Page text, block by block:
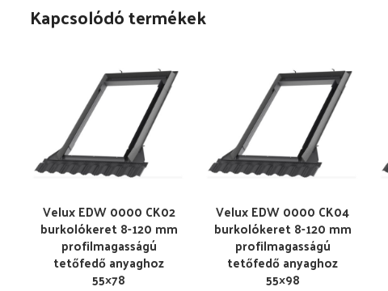
Kapcsolódó termékek
Velux EDW 0000 CK02
burkolókeret 8-120 mm
profilmagasságú
tetőfedő anyaghoz
55×78
Velux EDW 0000 CK04
burkolókeret 8-120 mm
profilmagasságú
tetőfedő anyaghoz
55×98